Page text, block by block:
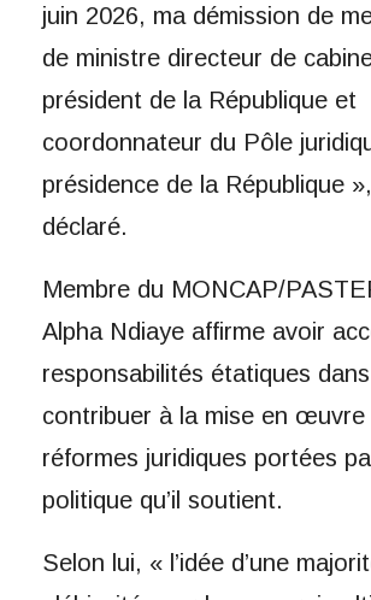
juin 2026, ma démission de
de ministre directeur de
président de la République et
coordonnateur du Pôle
présidence de la République
déclaré.
Membre du MONCAP/
Alpha Ndiaye affirme avoir
responsabilités étatiques
contribuer à la mise en œuvre
réformes juridiques portées
politique qu’il soutient.
Selon lui, « l’idée d’une